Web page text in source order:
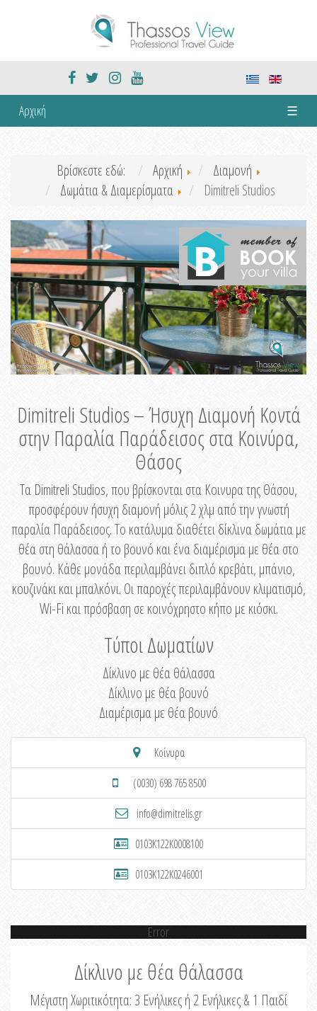
Αρχική ☰
Βρίσκεστε εδώ: Αρχική
Διαμονή
Δωμάτια & Διαμερίσματα
Dimitreli Studios
Dimitreli Studios – Ήσυχη Διαμονή Κοντά
στην Παραλία Παράδεισος στα Κοινύρα,
Θάσος
Τα Dimitreli Studios, που βρίσκονται στα Κοινυρα της Θάσου,
προσφέρουν ήσυχη διαμονή μόλις 2 χλμ από την γνωστή
παραλία Παράδεισος. Το κατάλυμα διαθέτει δίκλινα δωμάτια με
θέα στη θάλασσα ή το βουνό και ένα διαμέρισμα με θέα στο
βουνό. Κάθε μονάδα περιλαμβάνει διπλό κρεβάτι, μπάνιο,
κουζινάκι και μπαλκόνι. Οι παροχές περιλαμβάνουν κλιματισμό,
Wi-Fi και πρόσβαση σε κοινόχρηστο κήπο με κιόσκι.
Τύποι Δωματίων
Δίκλινο με θέα θάλασσα
Δίκλινο με θέα βουνό
Διαμέρισμα με θέα βουνό
Κοίνυρα
(0030) 698 765 8500
info@dimitrelis.gr
0103K122K0008100
0103K122K0246001
Error
Δίκλινο με θέα θάλασσα
Μέγιστη Χωριτικότητα: 3 Ενήλικες ή 2 Ενήλικες & 1 Παιδί